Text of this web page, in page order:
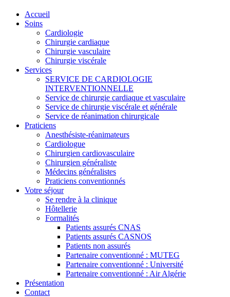
Accueil
Soins
Cardiologie
Chirurgie cardiaque
Chirurgie vasculaire
Chirurgie viscérale
Services
SERVICE DE CARDIOLOGIE
INTERVENTIONNELLE
Service de chirurgie cardiaque et vasculaire
Service de chirurgie viscérale et générale
Service de réanimation chirurgicale
Praticiens
Anesthésiste-réanimateurs
Cardiologue
Chirurgien cardiovasculaire
Chirurgien généraliste
Médecins généralistes
Praticiens conventionnés
Votre séjour
Se rendre à la clinique
Hôtellerie
Formalités
Patients assurés CNAS
Patients assurés CASNOS
Patients non assurés
Partenaire conventionné : MUTEG
Partenaire conventionné : Université
Partenaire conventionné : Air Algérie
Présentation
Contact